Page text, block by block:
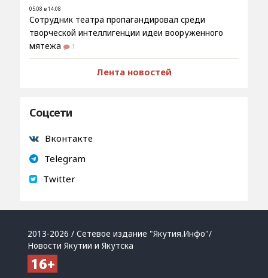
05.08 в 14:08
Сотрудник театра пропагандировал среди
творческой интеллигенции идеи вооруженного
мятежа
1
Лента новостей
Соцсети
Вконтакте
Telegram
Twitter
2013-2026 / Сетевое издание "Якутия.Инфо"/
Новости Якутии и Якутска